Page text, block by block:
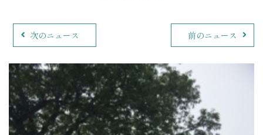
次のニュース 前のニュース